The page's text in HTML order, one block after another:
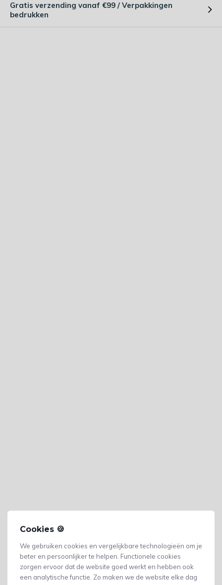
Cookies 🍪
We gebruiken cookies en vergelijkbare technologieën om je
beter en persoonlijker te helpen. Functionele cookies
zorgen ervoor dat de website goed werkt en hebben ook
een analytische functie. Zo maken we de website elke dag
Gratis verzending vanaf €99 / Verpakkingen
bedrukken